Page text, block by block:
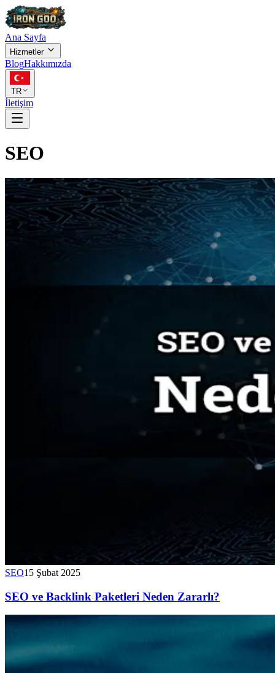
Ana Sayfa
Hizmetler
BlogHakkımızda
TR
İletişim
SEO
SEO15 Şubat 2025
SEO ve Backlink Paketleri Neden Zararlı?